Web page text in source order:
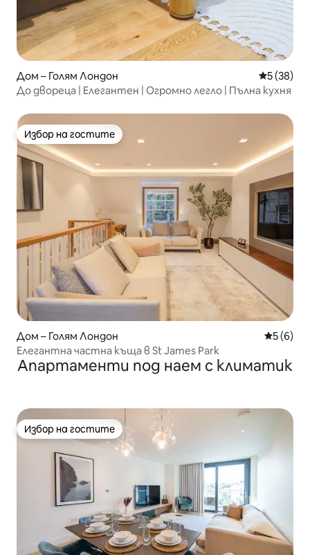
Дом – Голям Лондон Средна
5 (38)
До двореца | Елегантен | Огромно легло | Пълна кухня
Избор на гостите
Избор на гостите
Дом – Голям Лондон Средна
5 (6)
Елегантна частна къща в St James Park
Апартаменти под наем с климатик
Избор на гостите
Избор на гостите